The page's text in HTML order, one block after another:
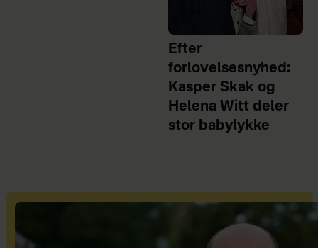
Efter
forlovelsesnyhed:
Kasper Skak og
Helena Witt deler
stor babylykke